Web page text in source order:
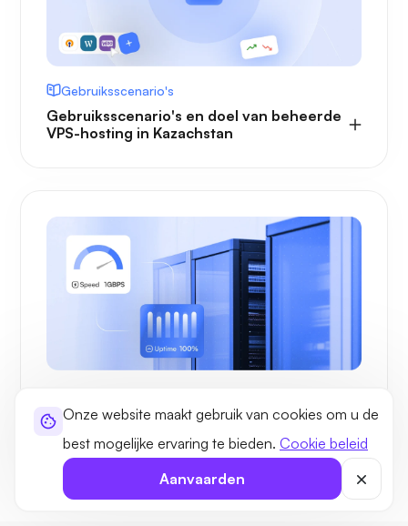
Onze website maakt gebruik van cookies om u de
best mogelijke ervaring te bieden. Cookie beleid
Aanvaarden
Gebruiksscenario's
Gebruiksscenario's en doel van beheerde
VPS-hosting in Kazachstan
De voordelen van VPS-hosting in
Kazachstan met Ultahost